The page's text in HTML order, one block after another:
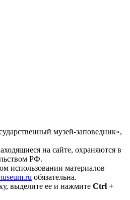
музей-заповедник»,
на сайте, охраняются в
РФ.
использовании материалов
обязательна.
выделите ее и нажмите Ctrl +